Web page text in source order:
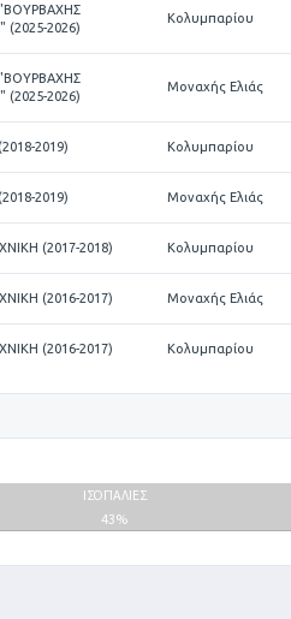
(2025-2026)
Κολυμπαρίου
(2025-2026)
Μοναχής Ελιάς
2019) Κολυμπαρίου
2019) Μοναχής Ελιάς
(2017-2018) Κολυμπαρίου
(2016-2017) Μοναχής Ελιάς
(2016-2017) Κολυμπαρίου
ΙΣΟΠΑΛΙΕΣ
43%